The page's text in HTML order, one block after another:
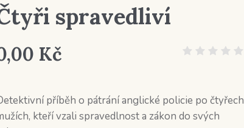
spravedliví
Kč
příběh o pátrání anglické policie po čtyřech
kteří vzali spravedlnost a zákon do svých